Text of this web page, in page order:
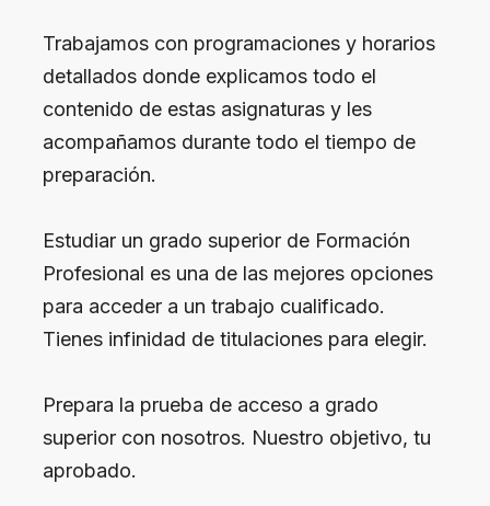
Trabajamos con programaciones y horarios
detallados donde explicamos todo el
contenido de estas asignaturas y les
acompañamos durante todo el tiempo de
preparación.
Estudiar un grado superior de Formación
Profesional es una de las mejores opciones
para acceder a un trabajo cualificado.
Tienes infinidad de titulaciones para elegir.
Prepara la prueba de acceso a grado
superior con nosotros. Nuestro objetivo, tu
aprobado.